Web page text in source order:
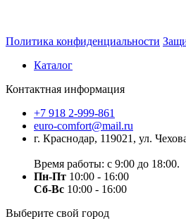
Политика конфиденциальности
Каталог
Контактная информация
+7 918 2-999-861
euro-comfort@mail.ru
г. Краснодар, 119021, ул.
Время работы: с 9:00 до 18:00.
Пн-Пт 10:00 - 16:00
Сб-Вс 10:00 - 16:00
Выберите свой город